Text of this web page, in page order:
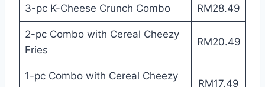
3-pc K-Cheese Crunch Combo RM28.49
2-pc Combo with Cereal Cheezy
Fries
RM20.49
1-pc Combo with Cereal Cheezy
RM17.49